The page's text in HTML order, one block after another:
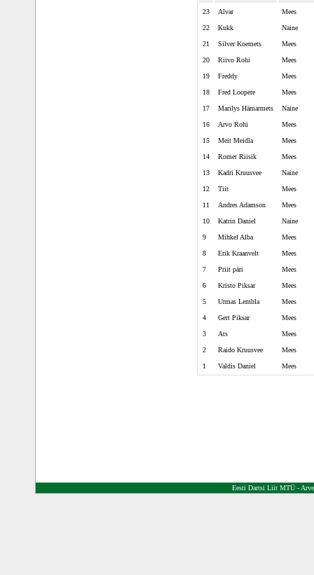
23 Alvar Mees
22 Kukk Naine
21 Silver Koemets Mees
20 Riivo Rohi Mees
19 Freddy Mees
18 Fred Loopere Mees
17 Marilys Hämarmets Naine
16 Arvo Rohi Mees
15 Meit Meidla Mees
14 Romet Riisik Mees
13 Kadri Kruusvee Naine
12 Tiit Mees
11 Andres Adamson Mees
10 Katrin Daniel Naine
9 Mihkel Alba Mees
8 Erik Kraanvelt Mees
7 Priit päri Mees
6 Kristo Piksar Mees
5 Urmas Lembla Mees
4 Gert Piksar Mees
3 Ats Mees
2 Raido Kruusvee Mees
1 Valdis Daniel Mees
Eesti Dartsi Liit MTÜ -